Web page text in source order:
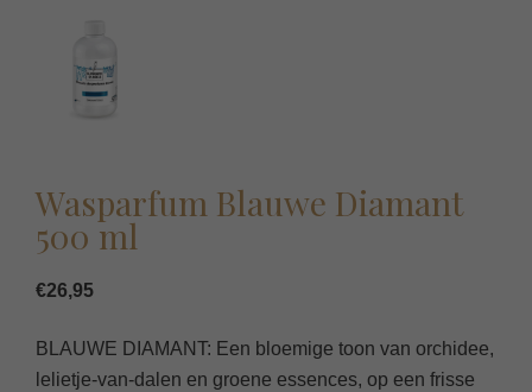
Wasparfum Blauwe Diamant
500 ml
€26,95
BLAUWE DIAMANT: Een bloemige toon van orchidee,
lelietje-van-dalen en groene essences, op een frisse